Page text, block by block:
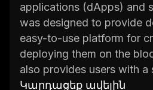
applications (dApps) and
was designed to provide
easy-to-use platform for
deploying them on the
also provides users with a
transparent, and reliable
Կարդացեք ավելին